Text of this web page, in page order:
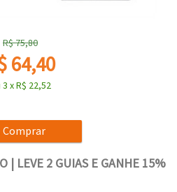
R$75,80
64,40
3 xR$ 22,52
Comprar
| LEVE 2 GUIAS E GANHE 15%